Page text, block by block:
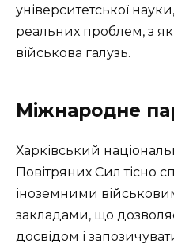
університетської
реальних проблем, з
військова галузь.
Міжнародне
Харківський
Повітряних Сил тісно
іноземними
закладами, що
досвідом і